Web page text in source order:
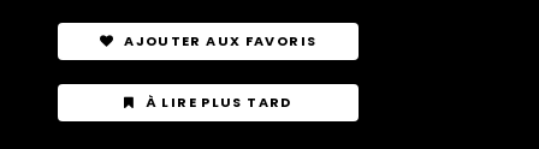
AJOUTER AUX FAVORIS
À LIRE PLUS TARD